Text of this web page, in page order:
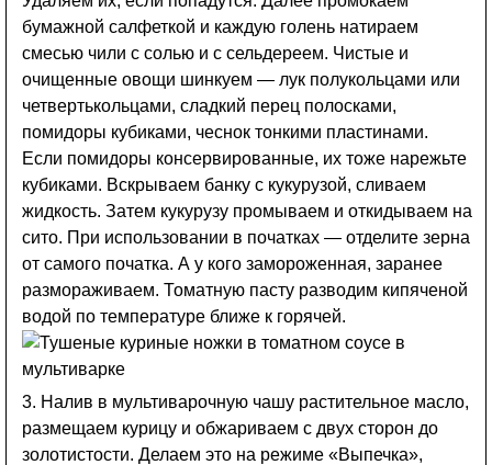
бумажной салфеткой и каждую голень натираем
смесью чили с солью и с сельдереем. Чистые и
очищенные овощи шинкуем — лук полукольцами или
четвертькольцами, сладкий перец полосками,
помидоры кубиками, чеснок тонкими пластинами.
Если помидоры консервированные, их тоже нарежьте
кубиками. Вскрываем банку с кукурузой, сливаем
жидкость. Затем кукурузу промываем и откидываем на
сито. При использовании в початках — отделите зерна
от самого початка. А у кого замороженная, заранее
размораживаем. Томатную пасту разводим кипяченой
водой по температуре ближе к горячей.
3. Налив в мультиварочную чашу растительное масло,
размещаем курицу и обжариваем с двух сторон до
золотистости. Делаем это на режиме «Выпечка»,